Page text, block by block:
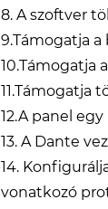
8. A szoftver
9.Támogatja
10.Támogatja
11.Támogatja
12.A panel
13. A Dante
14.
vonatkozó